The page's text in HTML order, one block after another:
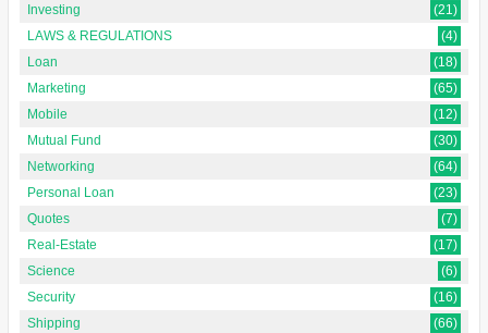
Investing
(21)
LAWS & REGULATIONS
(4)
Loan
(18)
Marketing
(65)
Mobile
(12)
Mutual Fund
(30)
Networking
(64)
Personal Loan
(23)
Quotes
(7)
Real-Estate
(17)
Science
(6)
Security
(16)
Shipping
(66)